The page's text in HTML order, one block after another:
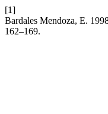
[1]
Bardales Mendoza, E.
162–169.